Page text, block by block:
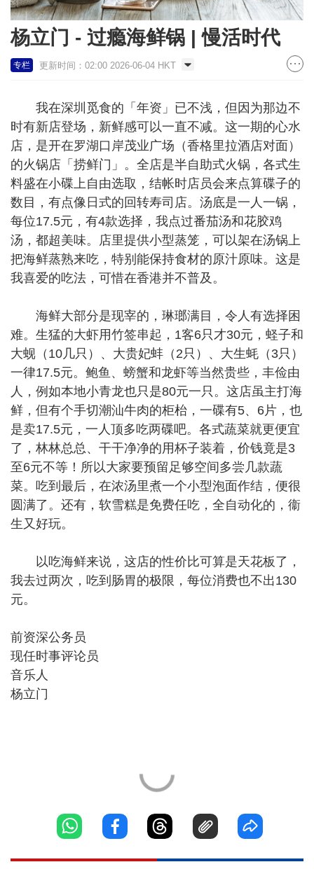
杨立门 - 过瘾海鲜锅 | 慢活时代
专栏 更新时间：02:00 2026-06-04 HKT
我在深圳觅食的「年资」已不浅，但因为那边不
时有新店登场，新鲜感可以一直不减。这一期的心水
店，是开在罗湖口岸茂业广场（香格里拉酒店对面）
的火锅店「捞鲜门」。全店是半自助式火锅，各式生
料盛在小碟上自由选取，结帐时店员会来点算碟子的
数目，有点像日式的回转寿司店。汤底是一人一锅，
每位17.5元，有4款选择，我点过番茄汤和花胶鸡
汤，都超美味。店里提供小型蒸笼，可以架在汤锅上
把海鲜蒸熟来吃，特别能保持食材的原汁原味。这是
我喜爱的吃法，可惜在香港并不普及。
海鲜大部分是现宰的，琳瑯满目，令人有选择困
难。生猛的大虾用竹签串起，1客6只才30元，蛏子和
大蚬（10几只）、大贵妃蚌（2只）、大生蚝（3只）
一律17.5元。鲍鱼、螃蟹和龙虾等当然贵些，丰俭由
人，例如本地小青龙也只是80元一只。这店虽主打海
鲜，但有个手切潮汕牛肉的柜枱，一碟有5、6片，也
是卖17.5元，一人顶多吃两碟吧。各式蔬菜就更便宜
了，林林总总、干干净净的用杯子装着，价钱竟是3
至6元不等！所以大家要预留足够空间多尝几款蔬
菜。吃到最后，在浓汤里煮一个小型泡面作结，便很
圆满了。还有，软雪糕是免费任吃，全自动化的，衞
生又好玩。
以吃海鲜来说，这店的性价比可算是天花板了，
我去过两次，吃到肠胃的极限，每位消费也不出130
元。
前资深公务员
现任时事评论员
音乐人
杨立门